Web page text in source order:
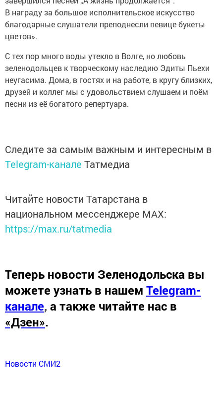
В награду за большое исполнительское искусство
благодарные слушатели преподнесли певице букеты
цветов».
С тех пор много воды утекло в Волге, но любовь
зеленодольцев к творческому наследию Эдиты Пьехи
неугасима. Дома, в гостях и на работе, в кругу близких,
друзей и коллег мы с удовольствием слушаем и поём
песни из её богатого репертуара.
Следите за самым важным и интересным в
Telegram-канале Татмедиа
Читайте новости Татарстана в
национальном мессенджере MАХ:
https://max.ru/tatmedia
Теперь новости Зеленодольска вы
можете узнать в нашем Telegram-
канале, а также читайте нас в
«Дзен».
Новости СМИ2